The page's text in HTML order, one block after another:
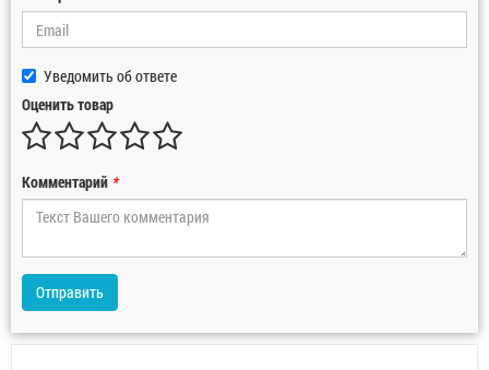
Уведомить об ответе
Оценить товар
Комментарий *
Отправить